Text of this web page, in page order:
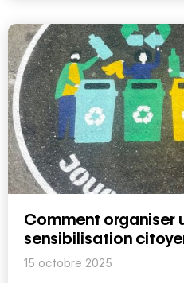
Comment organiser
sensibilisation
15 octobre 2025